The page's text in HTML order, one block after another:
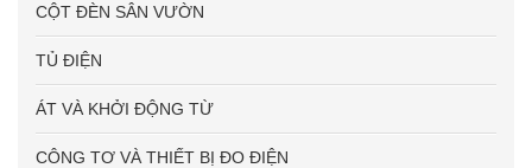
CỘT ĐÈN SÂN VƯỜN
TỦ ĐIỆN
ÁT VÀ KHỞI ĐỘNG TỪ
CÔNG TƠ VÀ THIẾT BỊ ĐO ĐIỆN